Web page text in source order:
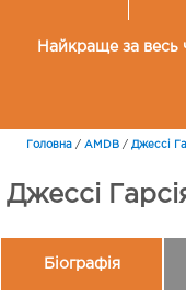
Найкраще за весь
Головна / AMDB / Джессі
Джессі
Біографія